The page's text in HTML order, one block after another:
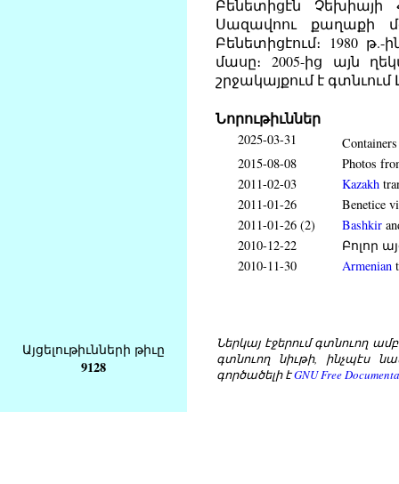
Բենետիցէն
Սազավոու քաղաքի
Բենետիցէում։ 1980
մասը։ 2005-ից այն
շրջակայքում է
Նորութիւններ
2025-03-31
2015-08-08
Photos
2011-02-03
Kazakh
2011-01-26
Benetice
2011-01-26 (2)
Bashkir
2010-12-22
Բոլոր
2010-11-30
Armenian
Այցելութիւնների թիւը
9128
Ներկայ էջերում գտնուող
գտնուող նիւթի, ինչպէս
գործածելի էGNU Free